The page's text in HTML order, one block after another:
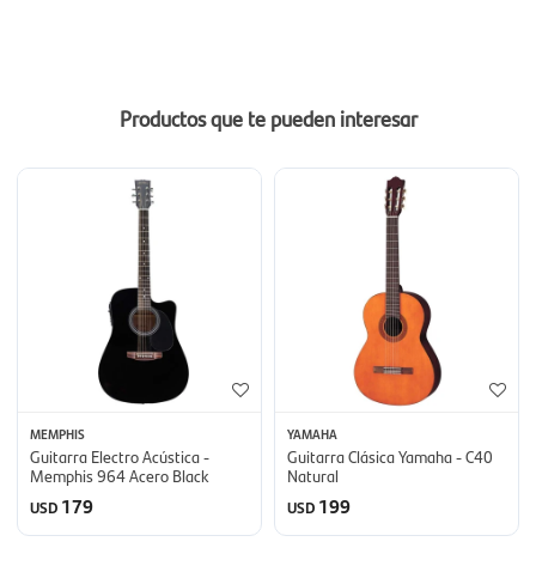
Productos que te pueden interesar
MEMPHIS
Guitarra Electro Acústica -
Memphis 964 Acero Black
USD 179
YAMAHA
Guitarra Clásica Yamaha - C40
Natural
USD 199